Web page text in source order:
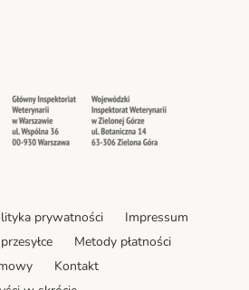
Shipping Method
Method
Security Security
prywatności
Impressum
Metody płatności
Kontakt